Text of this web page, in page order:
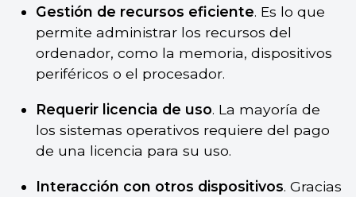
Gestión de recursos eficiente. Es lo que
permite administrar los recursos del
ordenador, como la memoria, dispositivos
periféricos o el procesador.
Requerir licencia de uso. La mayoría de
los sistemas operativos requiere del pago
de una licencia para su uso.
Interacción con otros dispositivos. Gracias